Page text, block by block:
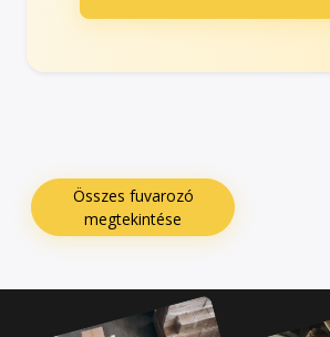
Összes fuvarozó
megtekintése